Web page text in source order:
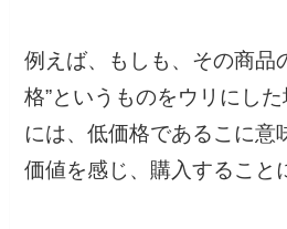
例えば、もしも、その商品
格”というものをウリにし
には、低価格であるこに意
価値を感じ、購入すること